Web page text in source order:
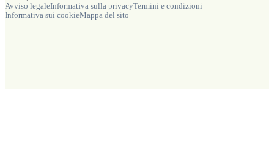
Avviso legaleInformativa sulla privacyTermini e condizioni
Informativa sui cookieMappa del sito